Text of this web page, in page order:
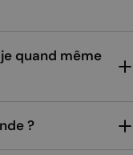
quand même
?